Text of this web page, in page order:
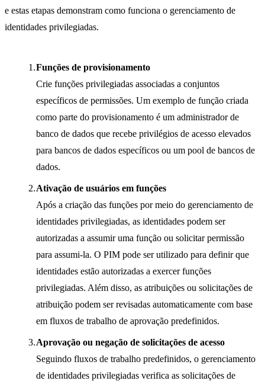
e estas etapas demonstram como funciona o gerenciamento de
identidades privilegiadas.
Funções de provisionamento
Crie funções privilegiadas associadas a conjuntos
específicos de permissões. Um exemplo de função criada
como parte do provisionamento é um administrador de
banco de dados que recebe privilégios de acesso elevados
para bancos de dados específicos ou um pool de bancos de
dados.
Ativação de usuários em funções
Após a criação das funções por meio do gerenciamento de
identidades privilegiadas, as identidades podem ser
autorizadas a assumir uma função ou solicitar permissão
para assumi-la. O PIM pode ser utilizado para definir que
identidades estão autorizadas a exercer funções
privilegiadas. Além disso, as atribuições ou solicitações de
atribuição podem ser revisadas automaticamente com base
em fluxos de trabalho de aprovação predefinidos.
Aprovação ou negação de solicitações de acesso
Seguindo fluxos de trabalho predefinidos, o gerenciamento
de identidades privilegiadas verifica as solicitações de